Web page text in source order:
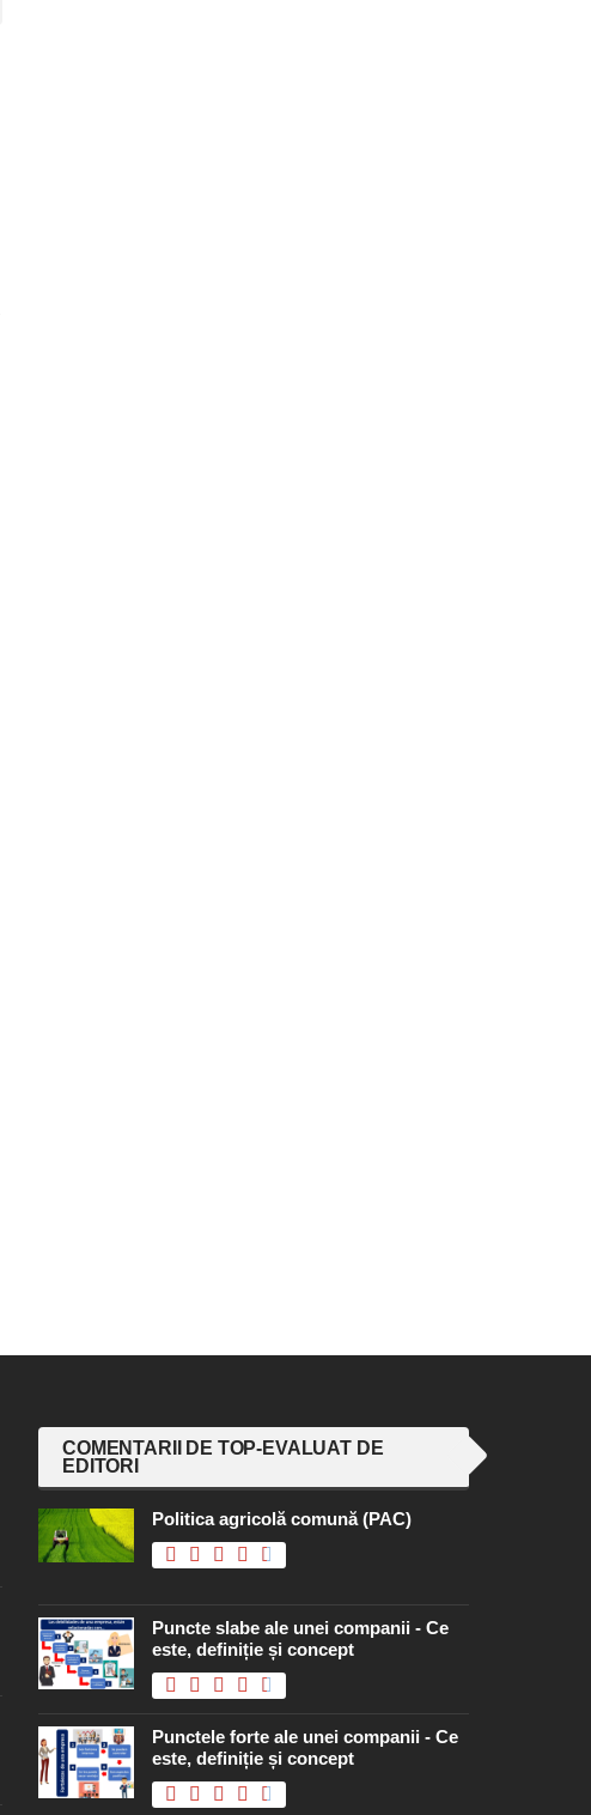
COMENTARII DE TOP-EVALUAT DE
EDITORI
Politica agricolă comună (PAC)
Puncte slabe ale unei companii - Ce
este, definiție și concept
Punctele forte ale unei companii - Ce
este, definiție și concept